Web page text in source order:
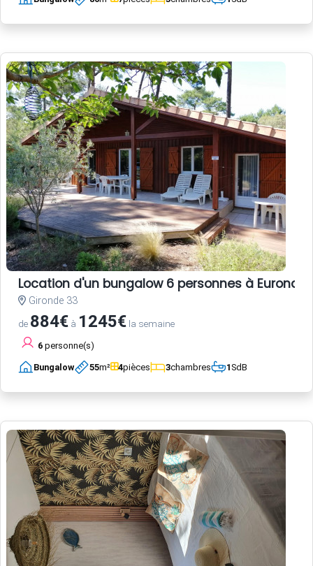
Location d'un bungalow 6 personnes à Euronat
Gironde 33
de 884€ à 1245€ la semaine
6 personne(s)
Bungalow 55m² 4pièces 3chambres 1SdB